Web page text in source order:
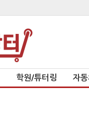
학원/튜터링 자